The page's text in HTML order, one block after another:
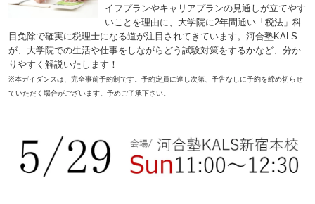
イフプランやキャリアプランの見通しが立てやす
いことを理由に、大学院に2年間通い「税法」科
目免除で確実に税理士になる道が注目されてきています。河合塾KALS
が、大学院での生活や仕事をしながらどう試験対策をするかなど、分か
りやすく解説いたします！
※本ガイダンスは、完全事前予約制です。予約定員に達し次第、予告なしに予約を締め切らせ
ていただく場合がございます。予めご了承下さい。